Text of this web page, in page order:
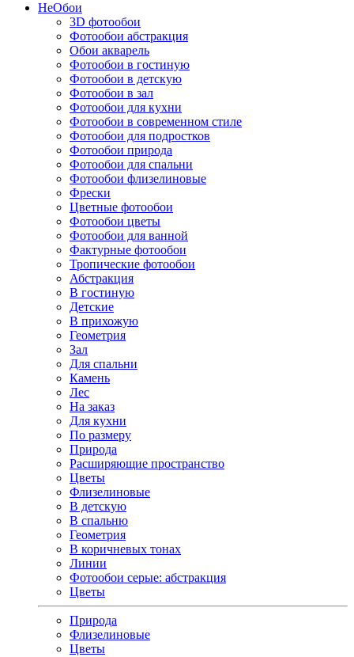
НеОбои
3D фотообои
Фотообои абстракция
Обои акварель
Фотообои в гостиную
Фотообои в детскую
Фотообои в зал
Фотообои для кухни
Фотообои в современном стиле
Фотообои для подростков
Фотообои природа
Фотообои для спальни
Фотообои флизелиновые
Фрески
Цветные фотообои
Фотообои цветы
Фотообои для ванной
Фактурные фотообои
Тропические фотообои
Абстракция
В гостиную
Детские
В прихожую
Геометрия
Зал
Для спальни
Камень
Лес
На заказ
Для кухни
По размеру
Природа
Расширяющие пространство
Цветы
Флизелиновые
В детскую
В спальню
Геометрия
В коричневых тонах
Линии
Фотообои серые: абстракция
Цветы
Природа
Флизелиновые
Цветы